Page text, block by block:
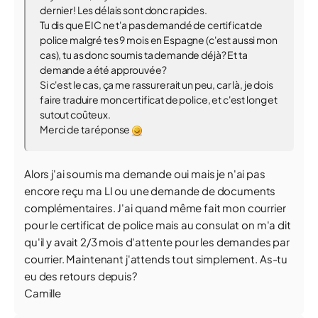
dernier! Les délais sont donc rapides.
Tu dis que EIC ne t'a pas demandé de certificat de
police malgré tes 9 mois en Espagne (c'est aussi mon
cas), tu as donc soumis ta demande déjà? Et ta
demande a été approuvée?
Si c'est le cas, ça me rassurerait un peu, car là, je dois
faire traduire mon certificat de police, et c'est long et
sutout coûteux.
Merci de ta réponse
Alors j'ai soumis ma demande oui mais je n'ai pas
encore reçu ma LI ou une demande de documents
complémentaires. J'ai quand même fait mon courrier
pour le certificat de police mais au consulat on m'a dit
qu'il y avait 2/3 mois d'attente pour les demandes par
courrier. Maintenant j'attends tout simplement. As-tu
eu des retours depuis?
Camille